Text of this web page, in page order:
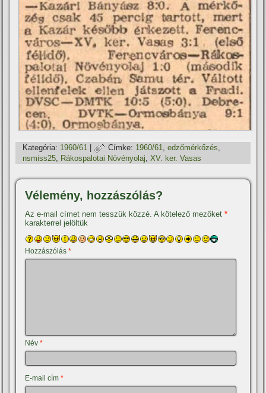
Kategória: 1960/61 | Címke: 1960/61,edzőmérkőzés,
nsmiss25 Rákospalotai Növényolaj ,XV. ker. Vasas
Vélemény, hozzászólás?
Az e-mail címet nem tesszük közzé. A kötelező mezőket*
karakterrel jelöltük
Hozzászólás*
Név*
E-mail cím*